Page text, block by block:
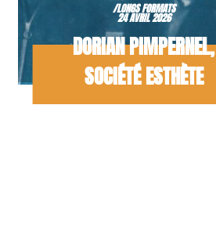
/LONGS FORMATS
24 AVRIL 2026
DORIAN PIMPERNEL,
SOCIÉTÉ ESTHÈTE